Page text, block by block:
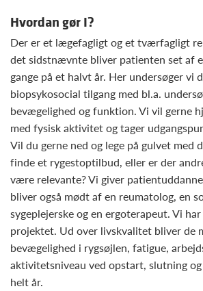
Hvordan gør I?
Der er et lægefagligt og et tværfagligt
det sidstnævnte bliver patienten set af
gange på et halvt år. Her undersøger vi
biopsykosocial tilgang med bl.a.
bevægelighed og funktion. Vi vil gerne
med fysisk aktivitet og tager
Vil du gerne ned og lege på gulvet med
finde et rygestoptilbud, eller er der
være relevante? Vi giver
bliver også mødt af en reumatolog, en
sygeplejerske og en ergoterapeut. Vi
projektet. Ud over livskvalitet bliver de
bevægelighed i rygsøjlen, fatigue,
aktivitetsniveau ved opstart, slutning
helt år.